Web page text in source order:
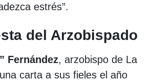
estrés”.
del Arzobispado
Fernández, arzobispo de La
carta a sus fieles el año